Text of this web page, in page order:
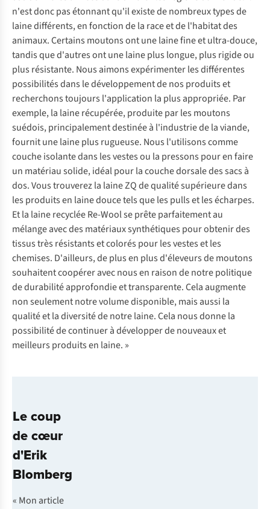
n'est donc pas étonnant qu'il existe de nombreux types de
laine différents, en fonction de la race et de l'habitat des
animaux. Certains moutons ont une laine fine et ultra-douce,
tandis que d'autres ont une laine plus longue, plus rigide ou
plus résistante. Nous aimons expérimenter les différentes
possibilités dans le développement de nos produits et
recherchons toujours l'application la plus appropriée. Par
exemple, la laine récupérée, produite par les moutons
suédois, principalement destinée à l'industrie de la viande,
fournit une laine plus rugueuse. Nous l'utilisons comme
couche isolante dans les vestes ou la pressons pour en faire
un matériau solide, idéal pour la couche dorsale des sacs à
dos. Vous trouverez la laine ZQ de qualité supérieure dans
les produits en laine douce tels que les pulls et les écharpes.
Et la laine recyclée Re-Wool se prête parfaitement au
mélange avec des matériaux synthétiques pour obtenir des
tissus très résistants et colorés pour les vestes et les
chemises. D'ailleurs, de plus en plus d'éleveurs de moutons
souhaitent coopérer avec nous en raison de notre politique
de durabilité approfondie et transparente. Cela augmente
non seulement notre volume disponible, mais aussi la
qualité et la diversité de notre laine. Cela nous donne la
possibilité de continuer à développer de nouveaux et
meilleurs produits en laine. »
Le coup
de cœur
d'Erik
Blomberg
« Mon article